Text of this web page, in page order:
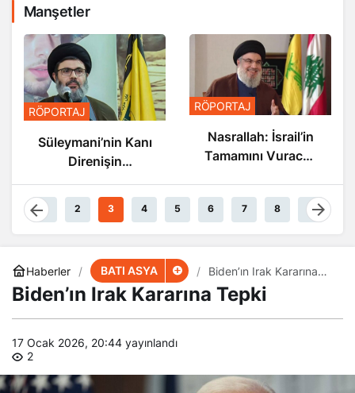
Manşetler
RÖPORTAJ
Süleymani’nin Kanı
Direnişin
Damarlarında
Akıyor
RÖPORTAJ
Nasrallah: İsrail’in
Tamamını Vuracak
1 2 3 4 5 6 7 8 9
Haberler BATI ASYA
Biden’ın Irak Kararına
Tepki
Biden’ın Irak Kararına Tepki
17 Ocak 2026, 20:44 yayınlandı
2